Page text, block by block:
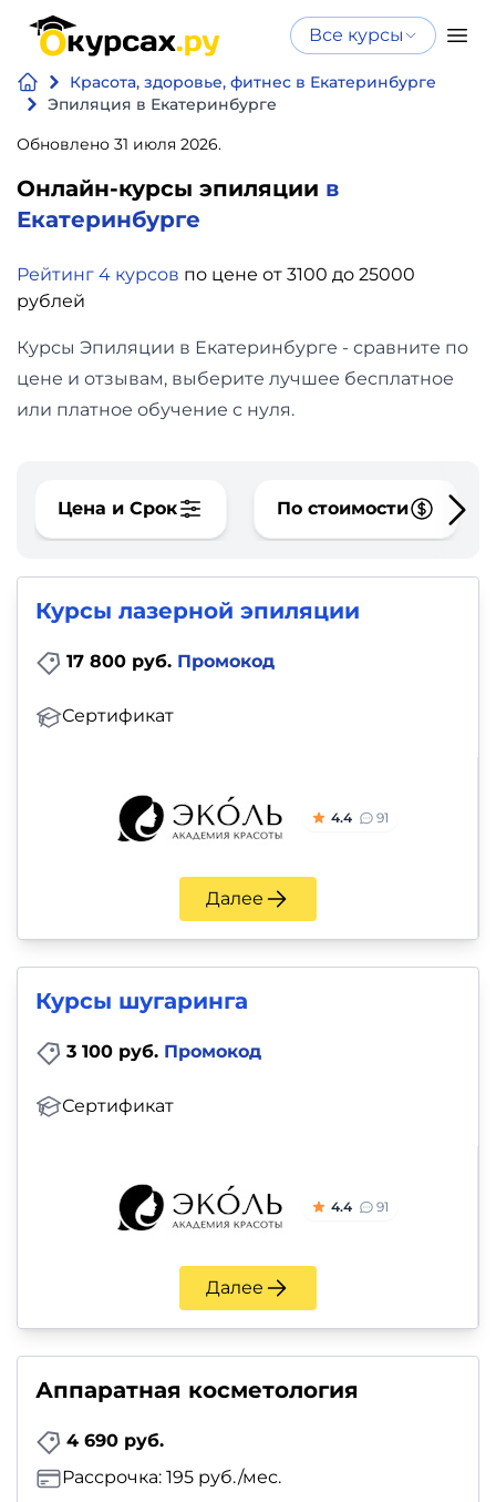
Все курсы
Красота, здоровье, фитнес в Екатеринбурге
Эпиляция в Екатеринбурге
Обновлено 31 июля 2026.
Онлайн-курсы эпиляции в
Екатеринбурге
Рейтинг 4 курсов по цене от 3100 до 25000
рублей
Курсы Эпиляции в Екатеринбурге - сравните по
цене и отзывам, выберите лучшее бесплатное
или платное обучение с нуля.
Цена и Срок По стоимости
Курсы лазерной эпиляции
17 800 руб. Промокод
Сертификат
4.4 91
Далее
Курсы шугаринга
3 100 руб. Промокод
Сертификат
4.4 91
Далее
Аппаратная косметология
4 690 руб.
Рассрочка: 195 руб./мес.
Нейросеть
и ИИ
Бизнес
финансы
Дизайн
Аналитика
фото,
аудио
Маркетинг
Иностранный
Красота,
здоровье,
Психология
и
саморазвитие
Прочее
Тесты
профориентацию
Нейросеть и ИИ
интеллекту
Курсы по нейросетям